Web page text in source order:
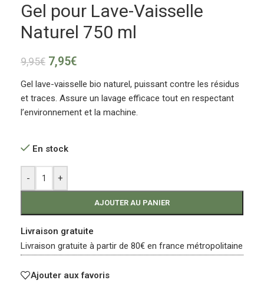
Gel pour Lave-Vaisselle
Naturel 750 ml
9,95€ 7,95€
Gel lave-vaisselle bio naturel, puissant contre les résidus
et traces. Assure un lavage efficace tout en respectant
l’environnement et la machine.
En stock
- +
AJOUTER AU PANIER
Livraison gratuite
Livraison gratuite à partir de 80€ en france métropolitaine
Ajouter aux favoris